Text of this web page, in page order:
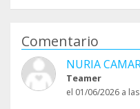
Comentario
NURIA
Teamer
el 01/06/2026 a